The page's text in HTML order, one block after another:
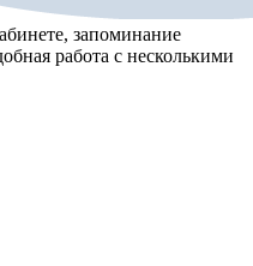
запоминание
работа с несколькими